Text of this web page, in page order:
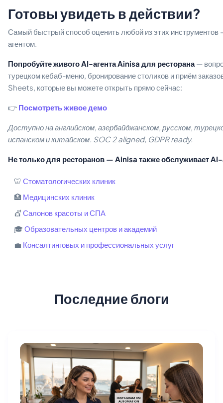
Готовы увидеть в действии?
Самый быстрый способ оценить любой из этих
агентом.
Попробуйте живого AI-агента Ainisa для ресторана—
турецком кебаб-меню, бронирование столиков и приём
Sheets, которые вы можете открыть прямо сейчас:
👉 Посмотреть живое демо
Доступно на английском, азербайджанском, русском,
испанском и китайском. SOC 2 aligned, GDPR ready.
Не только для ресторанов — Ainisa также обслуживает
🦷 Стоматологических клиник
🏥 Медицинских клиник
💇 Салонов красоты и СПА
🎓 Образовательных центров и академий
💼 Консалтинговых и профессиональных услуг
Последние блоги